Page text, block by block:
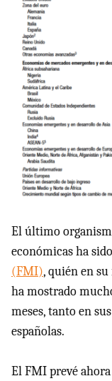
El último
económicas ha
(FMI), quién en
ha mostrado
meses, tanto en
españolas.
El FMI prevé